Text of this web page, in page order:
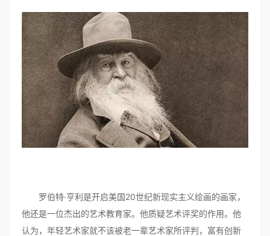
罗伯特·亨利是开启美国20世纪新现实主义绘画的画家，
他还是一位杰出的艺术教育家。他质疑艺术评奖的作用。他
认为，年轻艺术家就不该被老一辈艺术家所评判，富有创新